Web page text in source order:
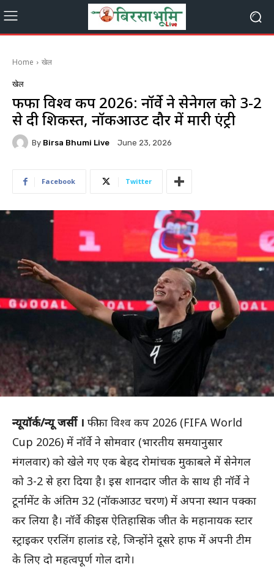
Home खेल
खेल
फीफा विश्व कप 2026: नॉर्वे ने सेनेगल को 3-2
से दी शिकस्त, नॉकआउट दौर में मारी एंट्री
By Birsa Bhumi Live June 23, 2026
Facebook Twitter
न्यूयॉर्क/न्यू जर्सी । फीफा विश्व कप 2026 (FIFA World
Cup 2026) में नॉर्वे ने सोमवार (भारतीय समयानुसार
मंगलवार) को खेले गए एक बेहद रोमांचक मुकाबले में सेनेगल
को 3-2 से हरा दिया है। इस शानदार जीत के साथ ही नॉर्वे ने
टूर्नामेंट के अंतिम 32 (नॉकआउट चरण) में अपना स्थान पक्का
कर लिया है। नॉर्वे की इस ऐतिहासिक जीत के महानायक स्टार
स्ट्राइकर एरलिंग हालांड रहे, जिन्होंने दूसरे हाफ में अपनी टीम
के लिए दो महत्वपूर्ण गोल दागे।